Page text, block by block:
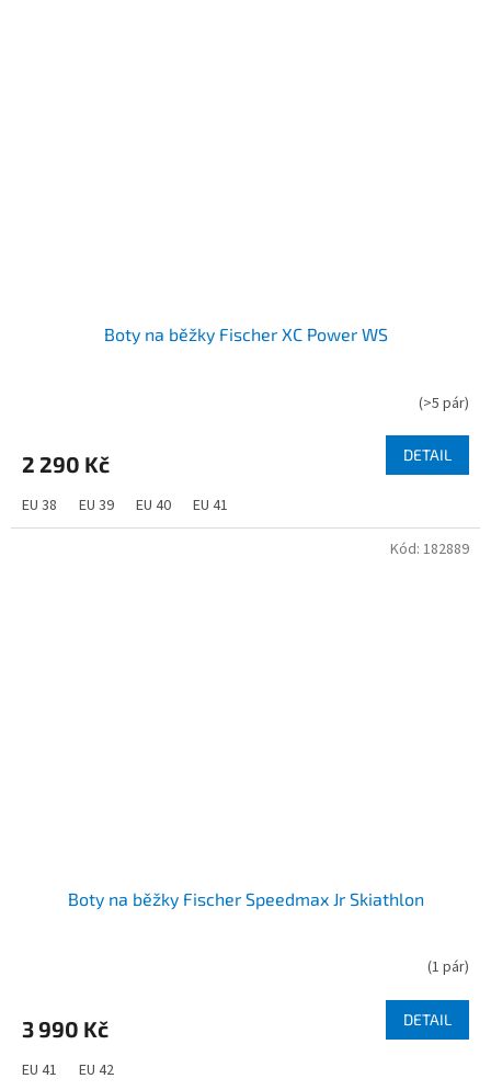
Boty na běžky Fischer XC Power WS
(>5 pár)
2 290 Kč DETAIL
EU 38 EU 39 EU 40 EU 41
Boty na běžky Fischer Speedmax Jr Skiathlon
(1 pár)
3 990 Kč DETAIL
EU 41 EU 42
Kód: 182889